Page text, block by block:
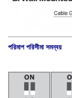
পরিমাপ পরিসীমা সমন্বয়